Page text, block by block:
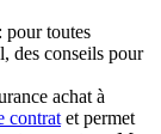
: pour toutes
des conseils pour
achat à
contrat et permet